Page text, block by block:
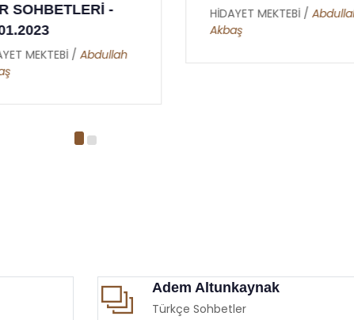
HİDAYET MEKTEBİ / Abdullah
Akbaş
HİDAYET MEKTEBİ /
Akbaş
Adem Altunkaynak
Türkçe Sohbetler